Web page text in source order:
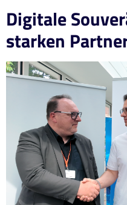
Digitale
starken